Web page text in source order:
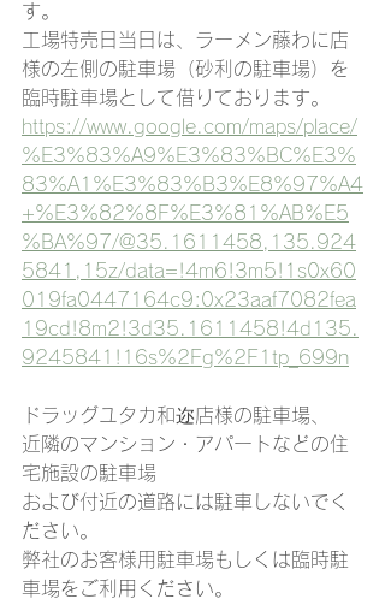
す。
工場特売日当日は、ラーメン藤わに店
様の左側の駐車場（砂利の駐車場）を
臨時駐車場として借りております。
https://www.google.com/maps/place/
%E3%83%A9%E3%83%BC%E3%
83%A1%E3%83%B3%E8%97%A4
+%E3%82%8F%E3%81%AB%E5
%BA%97/@35.1611458,135.924
5841,15z/data=!4m6!3m5!1s0x60
019fa0447164c9:0x23aaf7082fea
19cd!8m2!3d35.1611458!4d135.
9245841!16s%2Fg%2F1tp_699n
ドラッグユタカ和迩店様の駐車場、
近隣のマンション・アパートなどの住
宅施設の駐車場
および付近の道路には駐車しないでく
ださい。
弊社のお客様用駐車場もしくは臨時駐
車場をご利用ください。